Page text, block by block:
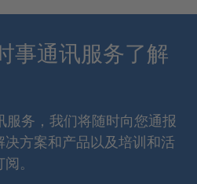
事通讯服务了解
服务，我们将随时向您通报
方案和产品以及培训和活
。